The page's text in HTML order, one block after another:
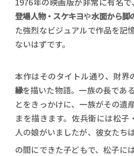
登場人物・スケキヨや水面から脚
た強烈なビジュアルで作品を記
ないはずです。
本作はそのタイトル通り、財界
縁を描いた物語。一族の長であ
とをきっかけに、一族がその遺
まを描きます。佐兵衛には松子
人の娘がいましたが、彼女たち
の間にできた子どもで、松子に